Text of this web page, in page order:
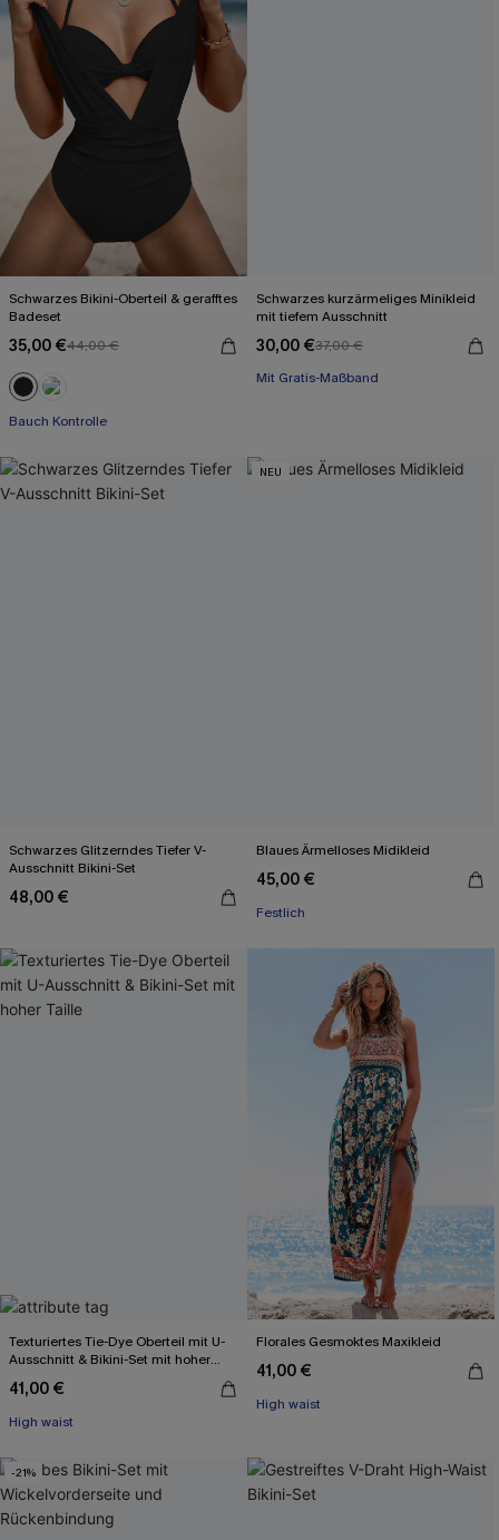
Schwarzes Bikini-Oberteil & gerafftes
Badeset
35,00 €44,00 €
Bauch Kontrolle
Schwarzes kurzärmeliges Minikleid
mit tiefem Ausschnitt
30,00 €37,00 €
Mit Gratis-Maßband
Baumwolle
Schwarzes Glitzerndes Tiefer V-
Ausschnitt Bikini-Set
48,00 €
NEU
Blaues Ärmelloses Midikleid
45,00 €
Festlich
Texturiertes Tie-Dye Oberteil mit U-
Ausschnitt & Bikini-Set mit hoher
41,00 €
High waist
Florales Gesmoktes Maxikleid
41,00 €
High waist
-21%